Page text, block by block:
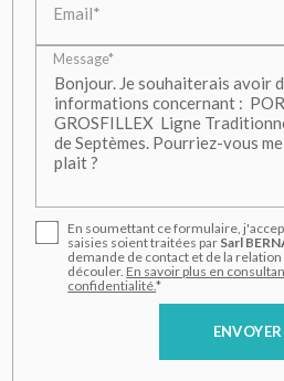
Email*
Message*
En soumettant ce formulaire,
saisies soient traitées par Sarl
demande de contact et de la
découler. En savoir plus en
confidentialité.*